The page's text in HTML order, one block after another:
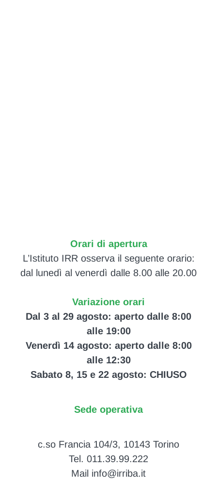
Orari di apertura
L’Istituto IRR osserva il seguente orario:
dal lunedì al venerdì dalle 8.00 alle 20.00
Variazione orari
Dal 3 al 29 agosto: aperto dalle 8:00
alle 19:00
Venerdì 14 agosto: aperto dalle 8:00
alle 12:30
Sabato 8, 15 e 22 agosto: CHIUSO
Sede operativa
c.so Francia 104/3, 10143 Torino
Tel. 011.39.99.222
Mail info@irriba.it